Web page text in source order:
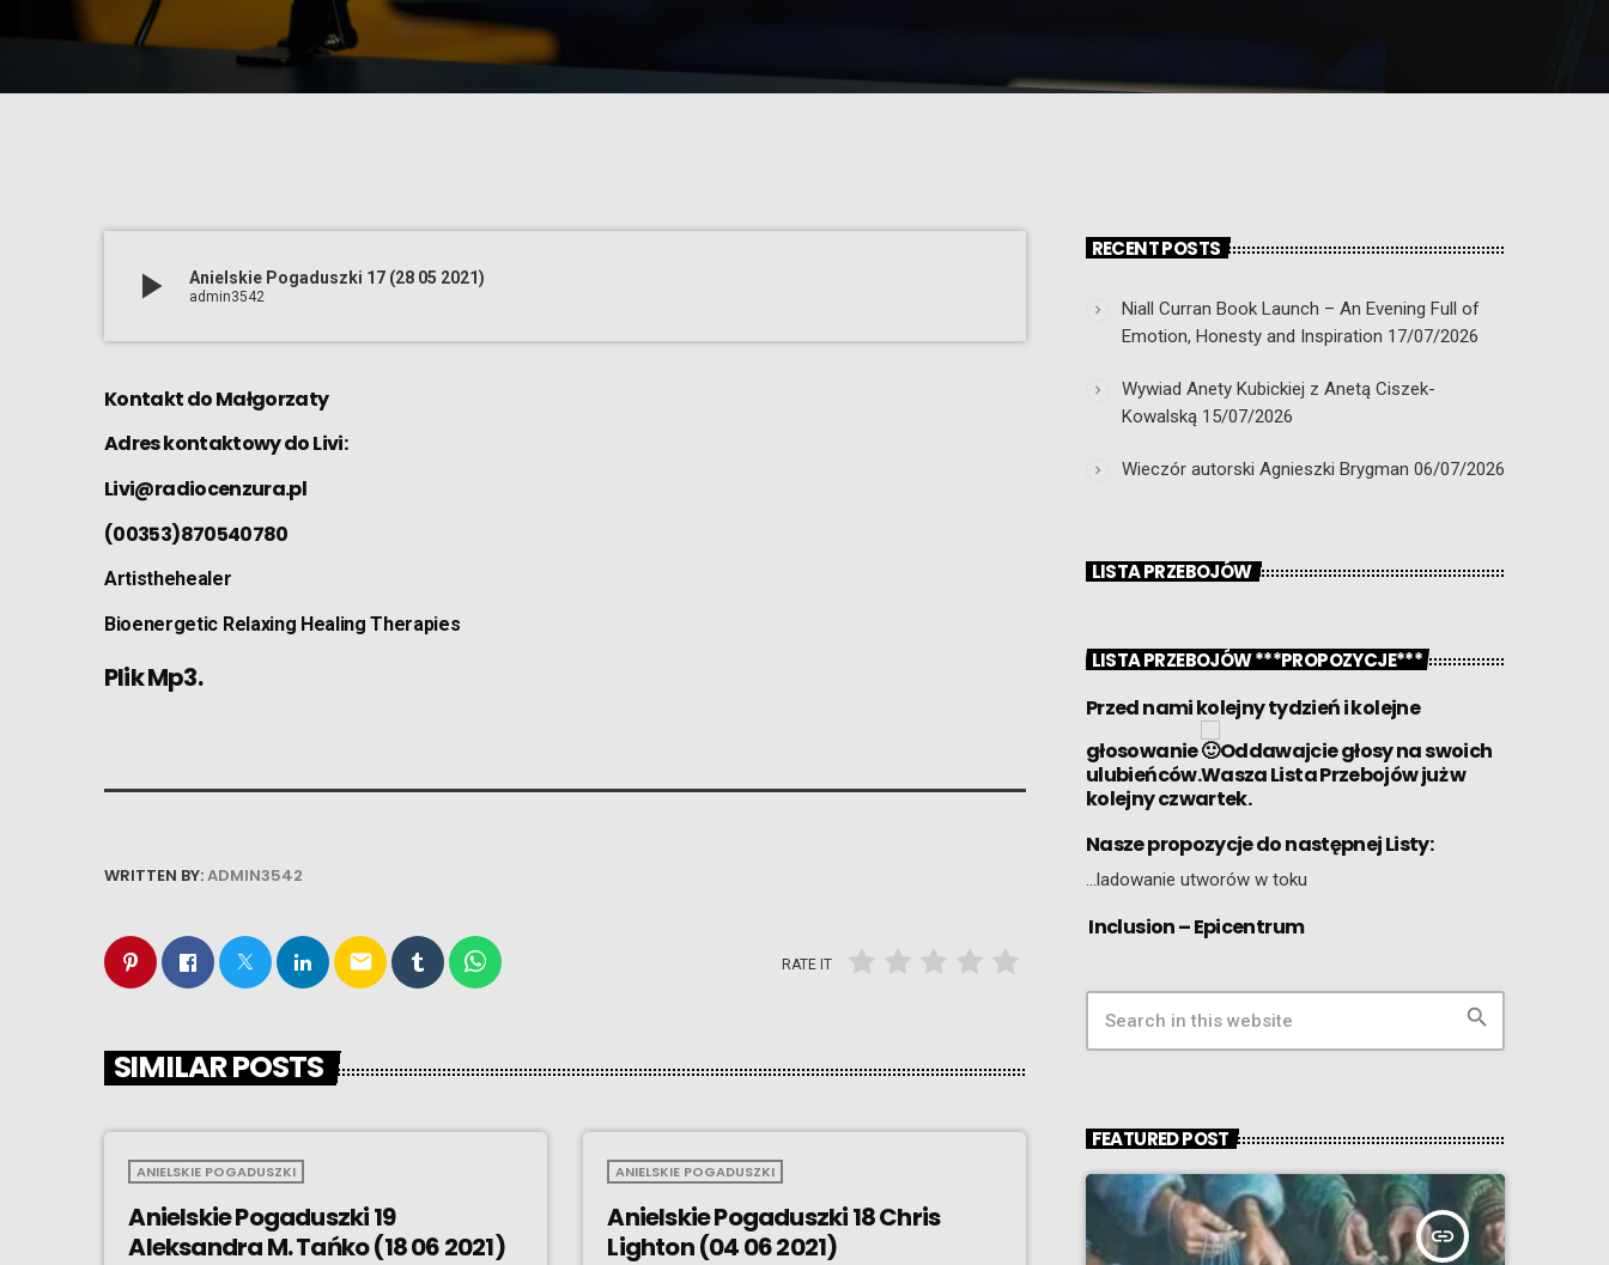
play_arrow Anielskie Pogaduszki 17 (28 05 2021)
admin3542
Kontakt do Małgorzaty
Adres kontaktowy do Livi:
Livi@radiocenzura.pl
(00353)870540780
Artisthehealer
Bioenergetic Relaxing Healing Therapies
Plik Mp3.
WRITTEN BY:ADMIN3542
email RATE IT
SIMILAR POSTS
ANIELSKIE POGADUSZKI
Anielskie Pogaduszki 19
Aleksandra M. Tańko (18 06 2021)
ANIELSKIE POGADUSZKI
Anielskie Pogaduszki 18 Chris
Lighton (04 06 2021)
RECENT POSTS
Niall Curran Book Launch – An Evening Full of
Emotion, Honesty and Inspiration 17/07/2026
Wywiad Anety Kubickiej z Anetą Ciszek-
Kowalską 15/07/2026
Wieczór autorski Agnieszki Brygman 06/07/2026
LISTA PRZEBOJÓW
LISTA PRZEBOJÓW ***PROPOZYCJE***
Przed nami kolejny tydzień i kolejne
głosowanie
Oddawajcie głosy na swoich
ulubieńców.Wasza Lista Przebojów już w
kolejny czwartek.
Nasze propozycje do następnej Listy:
…ladowanie utworów w toku
Inclusion – Epicentrum
search
FEATURED POST
insert_link